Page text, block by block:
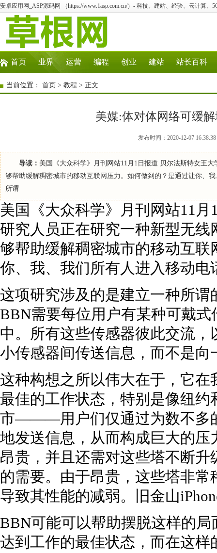
安卓应用网_ASP源码网 （https://www.1asp.com.cn/）- 科技、建站、经验、云计算、
首页 业界 运营 编程 创业 建站 站长百科
当前位置： 首页 > 教程 > 正文
美媒:体对体网络可缓
发布时间：2020-12-07
导读： 美国《大众科学》月刊网站11月1日报道 贝尔法斯特女王
够帮助缓解稠密城市的移动互联网压力。如何做到的？是通过让你、
所谓
美国《大众科学》月刊网站11
研究人员正在研究一种新型无
够帮助缓解稠密城市的移动互
你、我、我们所有人进入移动电
这项研究涉及的是建立一种所谓
BBN需要每位用户有某种可戴
中。所有这些传感器彼此交流
小传感器间传送信息，而不是向
这种构想之所以伟大在于，它
最佳的工作状态，特别是像纽
市———用户们仅通过为数不多
地发送信息，从而构成巨大的
昂贵，并且还需对这些塔不断
的需要。由于昂贵，这些塔非
导致其性能的减弱。旧金山
BBN可能可以帮助摆脱这样的
达到工作的最佳状态，而在这